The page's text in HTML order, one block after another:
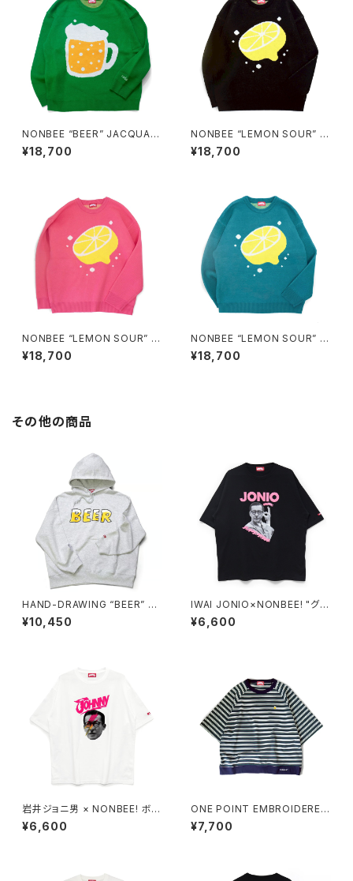
NONBEE “BEER” JACQUAR
D KNIT green
¥18,700
NONBEE “LEMON SOUR” J
ACQUARD KNIT black
¥18,700
NONBEE “LEMON SOUR” J
ACQUARD KNIT pink
¥18,700
NONBEE “LEMON SOUR” J
ACQUARD KNIT blue-gree
n
¥18,700
その他の商品
HAND-DRAWING “BEER” H
OODIE ash-grey
¥10,450
IWAI JONIO×NONBEE! "グッ
チバー" TEE black
¥6,600
岩井ジョニ男 × NONBEE! ボウ
イ風 COLLAB TEE white/ne
on-pink
¥6,600
ONE POINT EMBROIDERED
“beer” MULTI BORDER HS
¥7,700